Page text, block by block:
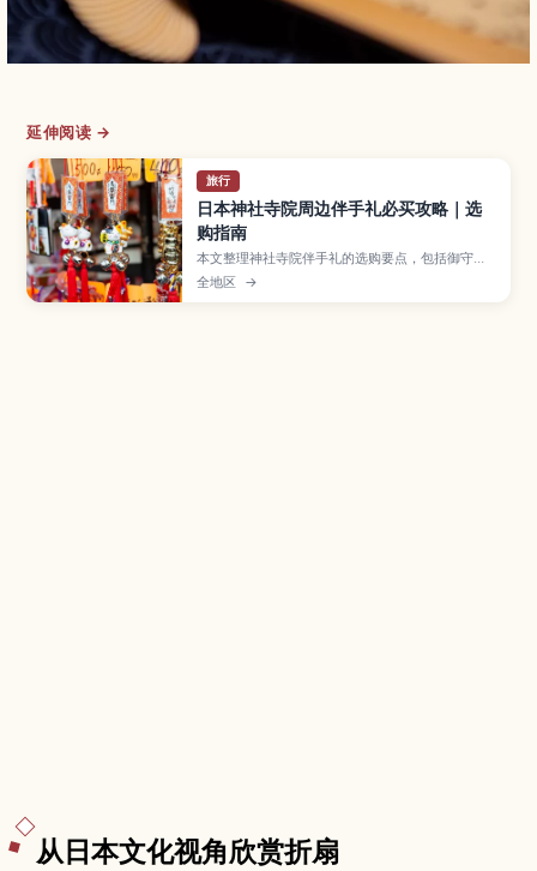
延伸阅读 →
旅行
日本神社寺院周边伴手礼必买攻略｜选
购指南
本文整理神社寺院伴手礼的选购要点，包括御守、
达摩等常见品项，以及店铺礼节与打包注意事项。
全地区 →
从日本文化视角欣赏折扇